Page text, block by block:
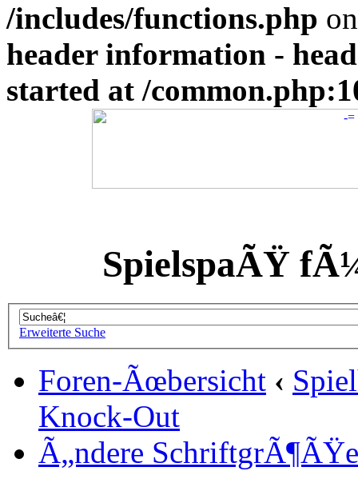
/includes/functions.php
header information -
started at /
SpielspaÃŸ
Erweiterte Suche
Foren-Ãœbersicht ‹
Knock-Out
Ã„ndere SchriftgrÃ¶ÃŸe